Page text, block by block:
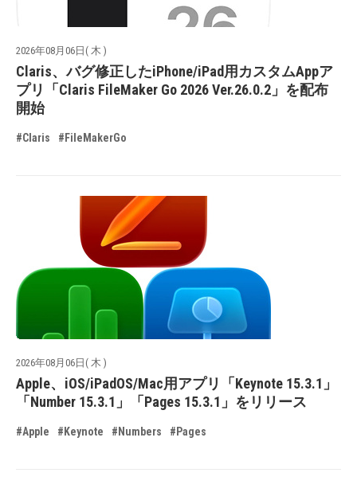
2026年08月06日( 木 )
Claris、バグ修正したiPhone/iPad用カスタムAppア
プリ「Claris FileMaker Go 2026 Ver.26.0.2」を配布
開始
#Claris #FileMakerGo
2026年08月06日( 木 )
Apple、iOS/iPadOS/Mac用アプリ「Keynote 15.3.1」
「Number 15.3.1」「Pages 15.3.1」をリリース
#Apple #Keynote #Numbers #Pages